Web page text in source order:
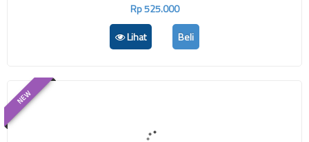
Rp 525.000
Lihat
Beli
NEW